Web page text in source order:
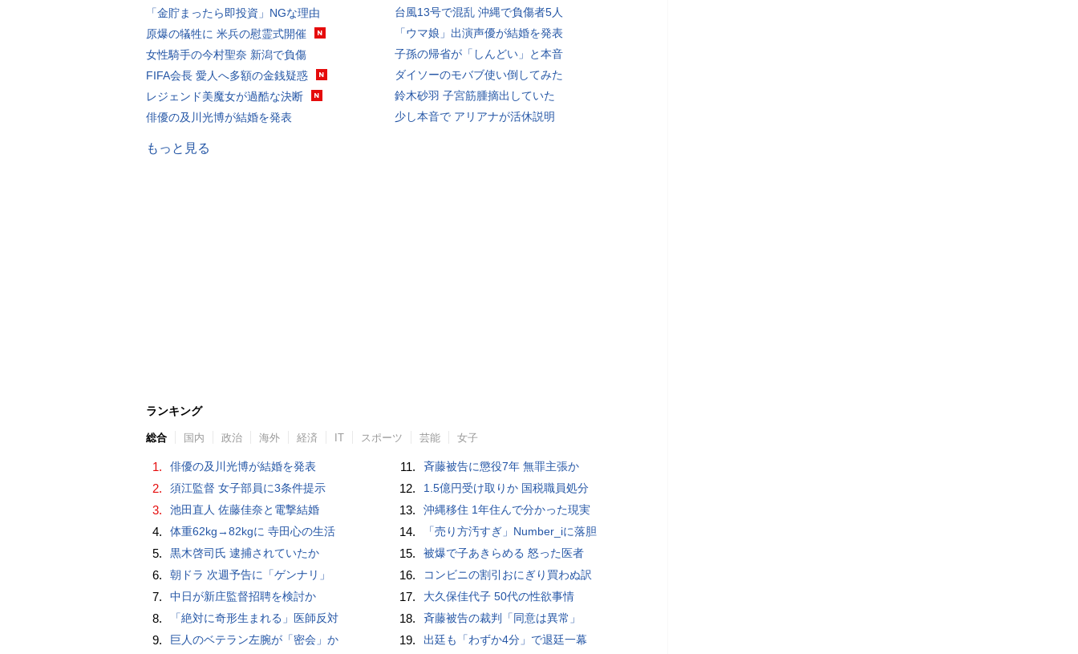
「金貯まったら即投資」NGな理由
原爆の犠牲に 米兵の慰霊式開催
女性騎手の今村聖奈 新潟で負傷
FIFA会長 愛人へ多額の金銭疑惑
レジェンド美魔女が過酷な決断
俳優の及川光博が結婚を発表
台風13号で混乱 沖縄で負傷者5人
「ウマ娘」出演声優が結婚を発表
子孫の帰省が「しんどい」と本音
ダイソーのモバブ使い倒してみた
鈴木砂羽 子宮筋腫摘出していた
少し本音で アリアナが活休説明
もっと見る
ランキング
総合 国内 政治 海外 経済 IT スポーツ 芸能 女子
1. 俳優の及川光博が結婚を発表
2. 須江監督 女子部員に3条件提示
3. 池田直人 佐藤佳奈と電撃結婚
4. 体重62kg→82kgに 寺田心の生活
5. 黒木啓司氏 逮捕されていたか
6. 朝ドラ 次週予告に「ゲンナリ」
7. 中日が新庄監督招聘を検討か
8. 「絶対に奇形生まれる」医師反対
9. 巨人のベテラン左腕が「密会」か
11. 斉藤被告に懲役7年 無罪主張か
12. 1.5億円受け取りか 国税職員処分
13. 沖縄移住 1年住んで分かった現実
14. 「売り方汚すぎ」Number_iに落胆
15. 被爆で子あきらめる 怒った医者
16. コンビニの割引おにぎり買わぬ訳
17. 大久保佳代子 50代の性欲事情
18. 斉藤被告の裁判「同意は異常」
19. 出廷も「わずか4分」で退廷一幕